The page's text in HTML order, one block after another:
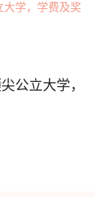
公立大学，